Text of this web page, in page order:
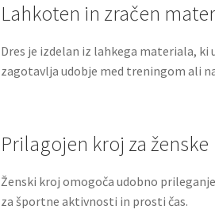
Lahkoten in zračen
Dres je izdelan iz lahkega materiala,
zagotavlja udobje med treningom ali
Prilagojen kroj za ženske
Ženski kroj omogoča udobno
za športne aktivnosti in prosti čas.